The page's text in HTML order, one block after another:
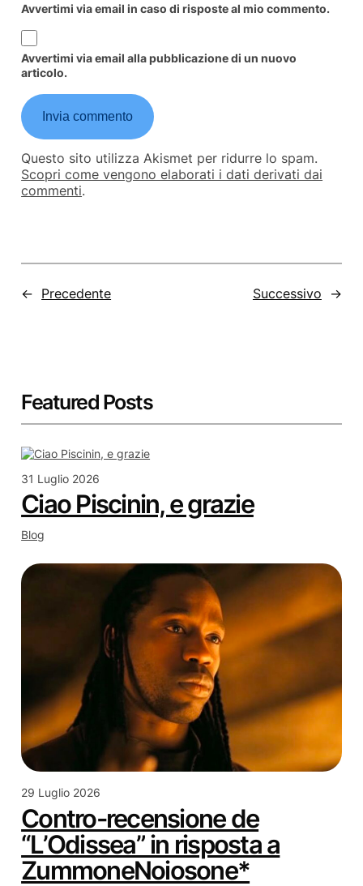
Avvertimi via email in caso di risposte al mio commento.
Avvertimi via email alla pubblicazione di un nuovo
articolo.
Questo sito utilizza Akismet per ridurre lo spam.
Scopri come vengono elaborati i dati derivati dai
commenti.
← Precedente Successivo →
Featured Posts
31 Luglio 2026
Ciao Piscinin, e grazie
Blog
29 Luglio 2026
Contro-recensione de
“L’Odissea” in risposta a
ZummoneNoiosone*